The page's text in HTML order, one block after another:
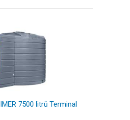
7500 litrů Terminal